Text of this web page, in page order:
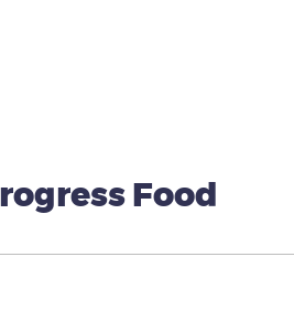
Food